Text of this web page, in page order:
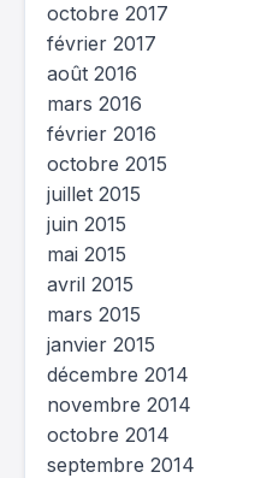
octobre 2017
février 2017
août 2016
mars 2016
février 2016
octobre 2015
juillet 2015
juin 2015
mai 2015
avril 2015
mars 2015
janvier 2015
décembre 2014
novembre 2014
octobre 2014
septembre 2014